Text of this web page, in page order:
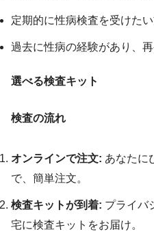
定期的に性病検査を受けた
過去に性病の経験があり、
選べる検査キット
検査の流れ
オンラインで注文: あなたに
で、簡単注文。
検査キットが到着: プライバ
宅に検査キットをお届け。